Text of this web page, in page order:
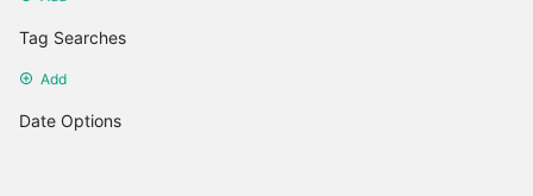
Tag Searches
Add
Date Options